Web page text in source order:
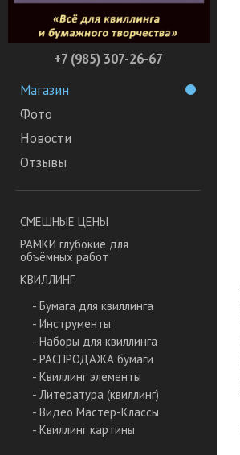
+7 (985) 307-26-67
Магазин
Фото
Новости
Отзывы
СМЕШНЫЕ ЦЕНЫ
РАМКИ глубокие для
объёмных работ
КВИЛЛИНГ
- Бумага для квиллинга
- Инструменты
- Наборы для квиллинга
- РАСПРОДАЖА бумаги
- Квиллинг элементы
- Литература (квиллинг)
- Видео Мастер-Классы
- Квиллинг картины